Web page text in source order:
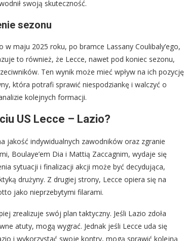
swoją skuteczność.
sezonu
maju 2025 roku, po bramce Lassany Coulibaly’ego,
to również, że Lecce, nawet pod koniec sezonu,
Ten wynik może mieć wpływ na ich pozycję
która potrafi sprawić niespodziankę i walczyć o
kolejnych formacji.
US Lecce – Lazio?
jakość indywidualnych zawodników oraz zgranie
Boulaye’em Dia i Mattią Zaccagnim, wydaje się
sytuacji i finalizacji akcji może być decydująca,
drużyny. Z drugiej strony, Lecce opiera się na
jako nieprzebytymi filarami.
zrealizuje swój plan taktyczny. Jeśli Lazio zdoła
atuty, mogą wygrać. Jednak jeśli Lecce uda się
i wykorzystać swoje kontry, mogą sprawić kolejną